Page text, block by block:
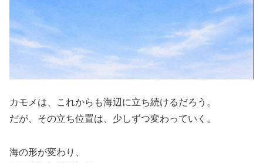
カモメは、これからも海辺に立ち続けるだろう。
だが、その立ち位置は、少しずつ変わっていく。
海の形が変わり、